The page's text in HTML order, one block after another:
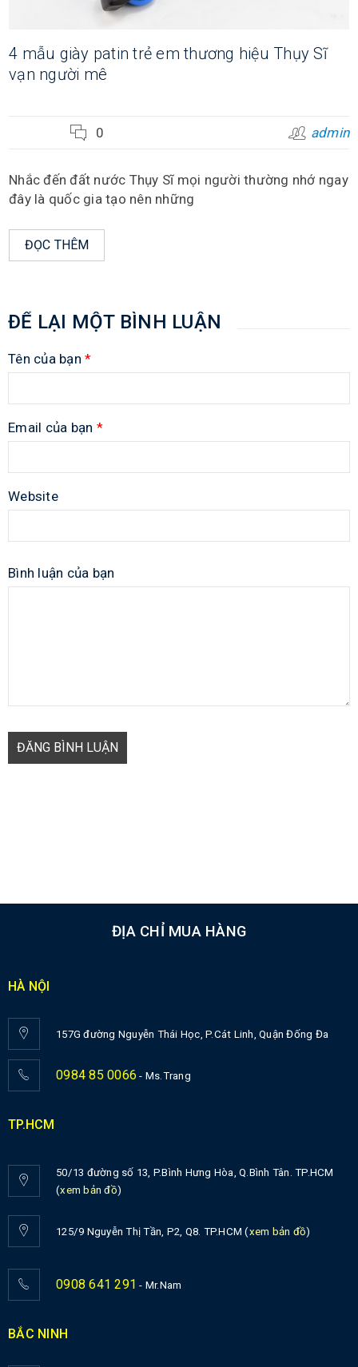
4 mẫu giày patin trẻ em thương hiệu Thụy Sĩ
vạn người mê
0 admin
Nhắc đến đất nước Thụy Sĩ mọi người thường nhớ ngay
đây là quốc gia tạo nên những
ĐỌC THÊM
ĐỂ LẠI MỘT BÌNH LUẬN
Tên của bạn *
Email của bạn *
Website
Bình luận của bạn
ĐĂNG BÌNH LUẬN
ĐỊA CHỈ MUA HÀNG
HÀ NỘI
157G đường Nguyễn Thái Học, P.Cát Linh, Quận Đống Đa
0984 85 0066 - Ms.Trang
TP.HCM
50/13 đường số 13, P.Bình Hưng Hòa, Q.Bình Tân. TP.HCM
(xem bản đồ)
125/9 Nguyễn Thị Tần, P2, Q8. TP.HCM (xem bản đồ)
0908 641 291 - Mr.Nam
BẮC NINH